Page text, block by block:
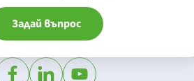
Задай въпрос